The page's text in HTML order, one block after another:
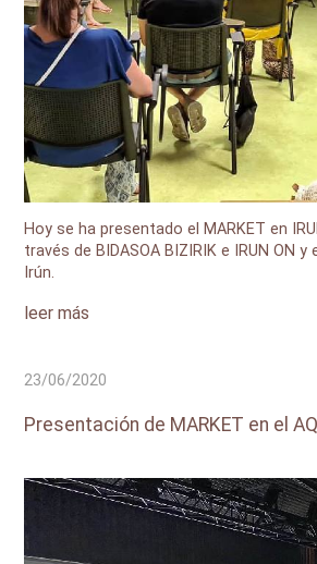
Hoy se ha presentado el MARKET en
través de BIDASOA BIZIRIK e IRUN ON
Irún.
leer más
23/06/2020
Presentación de MARKET en el